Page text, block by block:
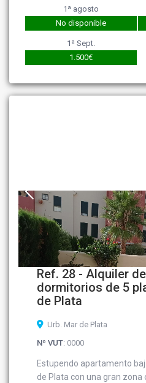
1ª agosto
No disponible
1ª Sept.
1.500€
Ref. 28 - Alquiler
dormitorios de 5
de Plata
Urb. Mar de Plata
Nº VUT: 0000
Estupendo apartamento
de Plata con una gran zona